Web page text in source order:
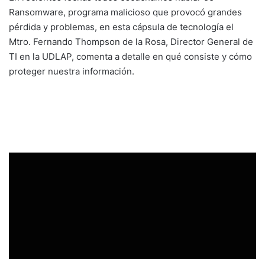
Ransomware, programa malicioso que provocó grandes
pérdida y problemas, en esta cápsula de tecnología el
Mtro. Fernando Thompson de la Rosa, Director General de
TI en la UDLAP, comenta a detalle en qué consiste y cómo
proteger nuestra información.